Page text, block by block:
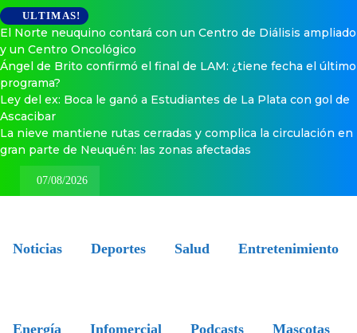
ULTIMAS!
El Norte neuquino contará con un Centro de Diálisis ampliado
y un Centro Oncológico
Ángel de Brito confirmó el final de LAM: ¿tiene fecha el último
programa?
Ley del ex: Boca le ganó a Estudiantes de La Plata con gol de
Ascacibar
La nieve mantiene rutas cerradas y complica la circulación en
gran parte de Neuquén: las zonas afectadas
07/08/2026
Noticias Deportes Salud Entretenimiento
Energía Infomercial Podcasts Mascotas